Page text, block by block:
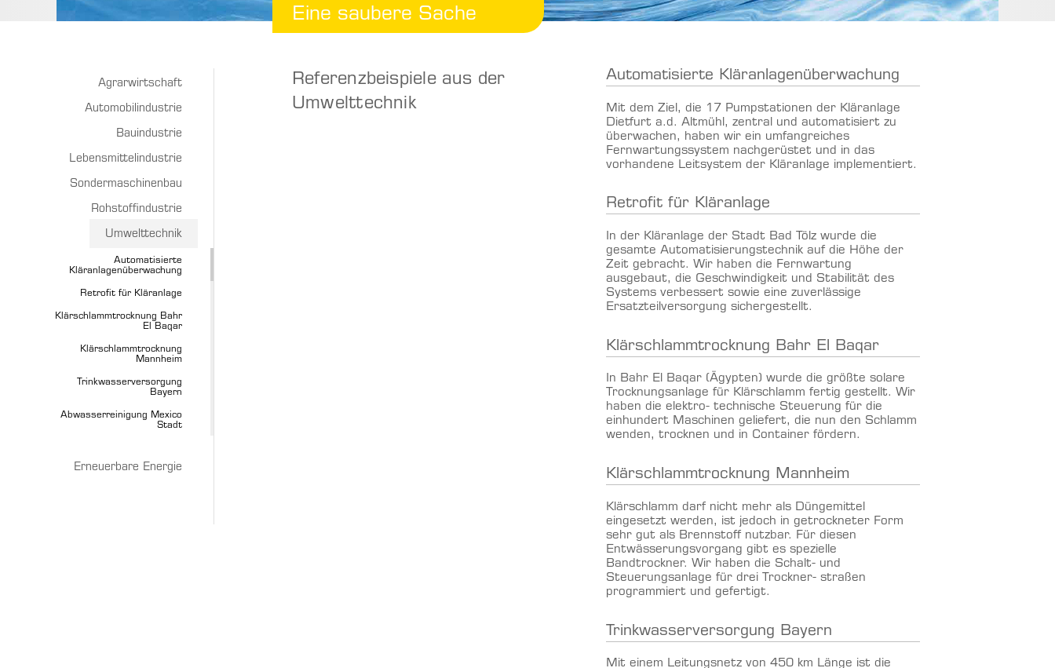
Eine saubere Sache
Agrarwirtschaft
Automobilindustrie
Bauindustrie
Lebensmittelindustrie
Sondermaschinenbau
Rohstoffindustrie
Umwelttechnik
Automatisierte
Kläranlagenüberwachung
Retrofit für Kläranlage
Klärschlammtrocknung Bahr
El Baqar
Klärschlammtrocknung
Mannheim
Trinkwasserversorgung
Bayern
Abwasserreinigung Mexico
Stadt
Erneuerbare Energie
Automatisierte Kläranlagenüberwachung
Mit dem Ziel, die 17 Pumpstationen der Kläranlage
Dietfurt a.d. Altmühl, zentral und automatisiert zu
überwachen, haben wir ein umfangreiches
Fernwartungssystem nachgerüstet und in das
vorhandene Leitsystem der Kläranlage implementiert.
Retrofit für Kläranlage
In der Kläranlage der Stadt Bad Tölz wurde die
gesamte Automatisierungstechnik auf die Höhe der
Zeit gebracht. Wir haben die Fernwartung
ausgebaut, die Geschwindigkeit und Stabilität des
Systems verbessert sowie eine zuverlässige
Ersatzteilversorgung sichergestellt.
Klärschlammtrocknung Bahr El Baqar
In Bahr El Baqar (Ägypten) wurde die größte solare
Trocknungsanlage für Klärschlamm fertig gestellt. Wir
haben die elektro- technische Steuerung für die
einhundert Maschinen geliefert, die nun den Schlamm
wenden, trocknen und in Container fördern.
Klärschlammtrocknung Mannheim
Klärschlamm darf nicht mehr als Düngemittel
eingesetzt werden, ist jedoch in getrockneter Form
sehr gut als Brennstoff nutzbar. Für diesen
Entwässerungsvorgang gibt es spezielle
Bandtrockner. Wir haben die Schalt- und
Steuerungsanlage für drei Trockner- straßen
programmiert und gefertigt.
Trinkwasserversorgung Bayern
Mit einem Leitungsnetz von 450 km Länge ist die
Referenzbeispiele aus der
Umwelttechnik